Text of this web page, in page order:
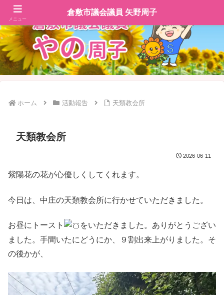
ホーム 活動報告 天類教会所
天類教会所
2026-06-11
紫陽花の花が心優しくしてくれます。
今日は、中庄の天類教会所に行かせていただきました。
お昼にトースト
をいただきました。ありがとうござい
ました。手間いたにどうにか、９割出来上がりました。そ
の後かが、
メニュー
倉敷市議会議員 矢野周子